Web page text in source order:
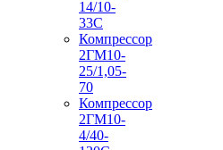
14/10-
33С
Компрессор
2ГМ10-
25/1,05-
70
Компрессор
2ГМ10-
4/40-